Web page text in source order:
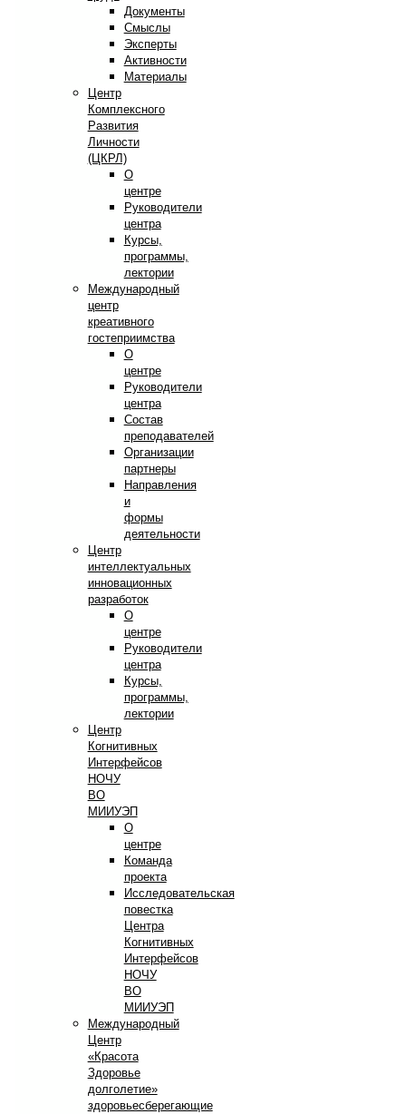
Документы
Смыслы
Эксперты
Активности
Материалы
Центр
Комплексного
Развития
Личности
(ЦКРЛ)
О
центре
Руководители
центра
Курсы,
программы,
лектории
Международный
центр
креативного
гостеприимства
О
центре
Руководители
центра
Состав
преподавателей
Организации
партнеры
Направления
и
формы
деятельности
Центр
интеллектуальных
инновационных
разработок
О
центре
Руководители
центра
Курсы,
программы,
лектории
Центр
Когнитивных
Интерфейсов
НОЧУ
ВО
МИИУЭП
О
центре
Команда
проекта
Исследовательская
повестка
Центра
Когнитивных
Интерфейсов
НОЧУ
ВО
МИИУЭП
Международный
Центр
«Красота
Здоровье
долголетие»
здоровьесберегающие